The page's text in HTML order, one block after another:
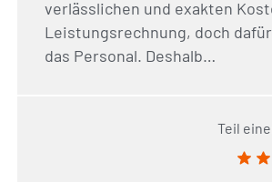
verlässlichen und exakten
Leistungsrechnung, doch
das Personal. Deshalb…
Teil